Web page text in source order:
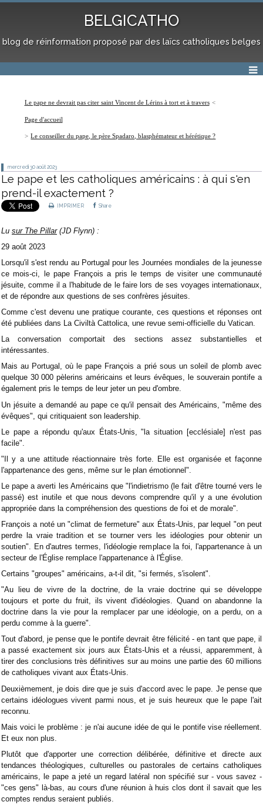
BELGICATHO
blog de réinformation proposé par des laïcs catholiques belges
Le pape ne devrait pas citer saint Vincent de Lérins à tort et à travers
Page d'accueil
Le conseiller du pape, le père Spadaro, blasphémateur et hérétique ?
mercredi 30 août 2023
Le pape et les catholiques américains : à qui s'en
prend-il exactement ?
IMPRIMER Share
Lu sur The Pillar(JD Flynn) :
29 août 2023
Lorsqu'il s'est rendu au Portugal pour les Journées mondiales de la jeunesse
ce mois-ci, le pape François a pris le temps de visiter une communauté
jésuite, comme il a l'habitude de le faire lors de ses voyages internationaux,
et de répondre aux questions de ses confrères jésuites.
Comme c'est devenu une pratique courante, ces questions et réponses ont
été publiées dans La Civiltà Cattolica, une revue semi-officielle du Vatican.
La conversation comportait des sections assez substantielles et
intéressantes.
Mais au Portugal, où le pape François a prié sous un soleil de plomb avec
quelque 30 000 pèlerins américains et leurs évêques, le souverain pontife a
également pris le temps de leur jeter un peu d'ombre.
Un jésuite a demandé au pape ce qu'il pensait des Américains, "même des
évêques", qui critiquaient son leadership.
Le pape a répondu qu'aux États-Unis, "la situation [ecclésiale] n'est pas
facile".
"Il y a une attitude réactionnaire très forte. Elle est organisée et façonne
l'appartenance des gens, même sur le plan émotionnel".
Le pape a averti les Américains que "l'indietrismo (le fait d'être tourné vers le
passé) est inutile et que nous devons comprendre qu'il y a une évolution
appropriée dans la compréhension des questions de foi et de morale".
François a noté un "climat de fermeture" aux États-Unis, par lequel "on peut
perdre la vraie tradition et se tourner vers les idéologies pour obtenir un
soutien". En d'autres termes, l'idéologie remplace la foi, l'appartenance à un
secteur de l'Église remplace l'appartenance à l'Église.
Certains "groupes" américains, a-t-il dit, "si fermés, s'isolent".
"Au lieu de vivre de la doctrine, de la vraie doctrine qui se développe
toujours et porte du fruit, ils vivent d'idéologies. Quand on abandonne la
doctrine dans la vie pour la remplacer par une idéologie, on a perdu, on a
perdu comme à la guerre".
Tout d'abord, je pense que le pontife devrait être félicité - en tant que pape, il
a passé exactement six jours aux États-Unis et a réussi, apparemment, à
tirer des conclusions très définitives sur au moins une partie des 60 millions
de catholiques vivant aux États-Unis.
Deuxièmement, je dois dire que je suis d'accord avec le pape. Je pense que
certains idéologues vivent parmi nous, et je suis heureux que le pape l'ait
reconnu.
Mais voici le problème : je n'ai aucune idée de qui le pontife vise réellement.
Et eux non plus.
Plutôt que d'apporter une correction délibérée, définitive et directe aux
tendances théologiques, culturelles ou pastorales de certains catholiques
américains, le pape a jeté un regard latéral non spécifié sur - vous savez -
"ces gens" là-bas, au cours d'une réunion à huis clos dont il savait que les
comptes rendus seraient publiés.